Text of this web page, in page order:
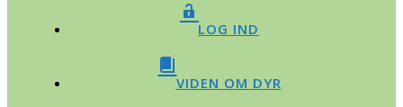
LOG IND
VIDEN OM DYR